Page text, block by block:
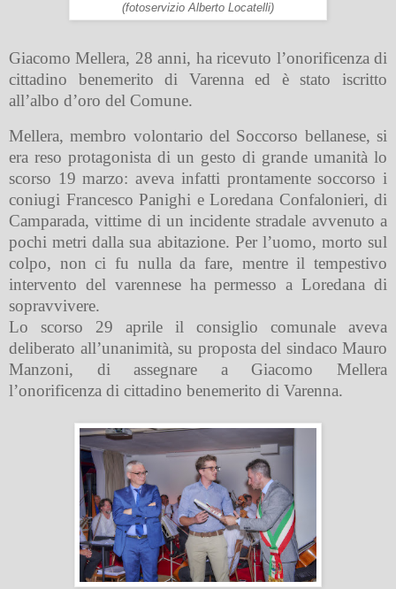
(fotoservizio Alberto Locatelli)
Giacomo Mellera, 28 anni, ha ricevuto l’onorificenza di
cittadino benemerito di Varenna ed è stato iscritto
all’albo d’oro del Comune.
Mellera, membro volontario del Soccorso bellanese, si
era reso protagonista di un gesto di grande umanità lo
scorso 19 marzo: aveva infatti prontamente soccorso i
coniugi Francesco Panighi e Loredana Confalonieri, di
Camparada, vittime di un incidente stradale avvenuto a
pochi metri dalla sua abitazione. Per l’uomo, morto sul
colpo, non ci fu nulla da fare, mentre il tempestivo
intervento del varennese ha permesso a Loredana di
sopravvivere.
Lo scorso 29 aprile il consiglio comunale aveva
deliberato all’unanimità, su proposta del sindaco Mauro
Manzoni, di assegnare a Giacomo Mellera
l’onorificenza di cittadino benemerito di Varenna.